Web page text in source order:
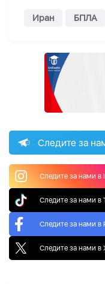
Иран БПЛА
Следите за
Следите за нами в
Следите за нами в
Следите за нами в
Следите за нами в